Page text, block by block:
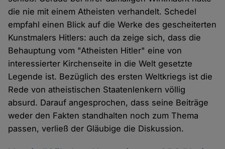
die nie mit einem Atheisten verhandelt. Schedel
empfahl einen Blick auf die Werke des gescheiterten
Kunstmalers Hitlers: auch da zeige sich, dass die
Behauptung vom "Atheisten Hitler" eine von
interessierter Kirchenseite in die Welt gesetzte
Legende ist. Bezüglich des ersten Weltkriegs ist die
Rede von atheistischen Staatenlenkern völlig
absurd. Darauf angesprochen, dass seine Beiträge
weder den Fakten standhalten noch zum Thema
passen, verließ der Gläubige die Diskussion.